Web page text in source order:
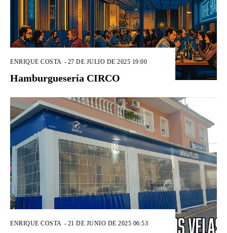
ENRIQUE COSTA - 27 DE JULIO DE 2025 19:00
Hamburguesería CIRCO
ENRIQUE COSTA - 21 DE JUNIO DE 2025 06:53